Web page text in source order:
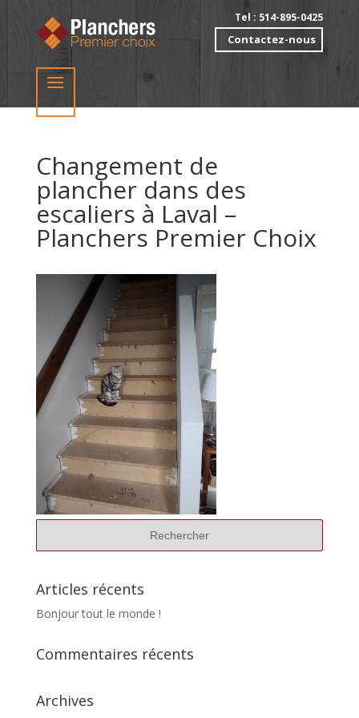
Tel : 514-895-0425
Contactez-nous
Changement de
plancher dans des
escaliers à Laval –
Planchers Premier Choix
Articles récents
Bonjour tout le monde !
Commentaires récents
Archives